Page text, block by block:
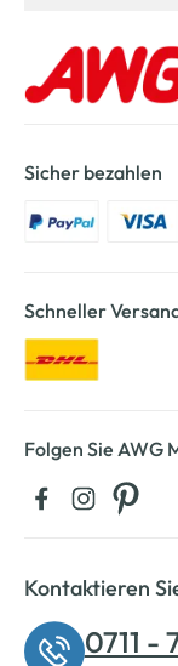
Sicher bezahlen
Schneller
Folgen Sie AWG
Kontaktieren
0711 -